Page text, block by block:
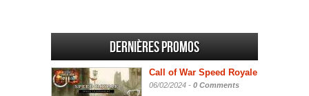
Dernières promos
Call of War Speed Royale
06/02/2024 - 0 Comments